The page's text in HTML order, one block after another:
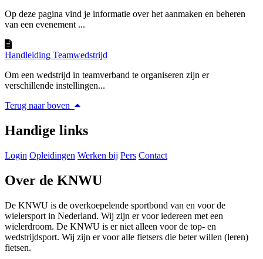
Op deze pagina vind je informatie over het aanmaken en beheren
van een evenement ...
Handleiding Teamwedstrijd
Om een wedstrijd in teamverband te organiseren zijn er
verschillende instellingen...
Terug naar boven
Handige links
Login Opleidingen Werken bij Pers Contact
Over de KNWU
De KNWU is de overkoepelende sportbond van en voor de
wielersport in Nederland. Wij zijn er voor iedereen met een
wielerdroom. De KNWU is er niet alleen voor de top- en
wedstrijdsport. Wij zijn er voor alle fietsers die beter willen (leren)
fietsen.